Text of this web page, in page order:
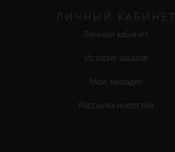
ЛИЧНЫЙ КАБИНЕТ
Личный кабинет
История заказов
Мои закладки
Рассылка новостей